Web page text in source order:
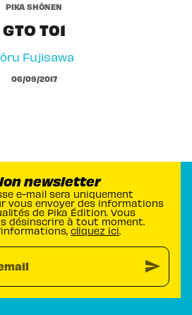
PIKA SHÔNEN
GTO T01
Fujisawa
06/09/2017
newsletter
e-mail sera uniquement
vous envoyer des informations
de Pika Édition. Vous
désinscrire à tout moment.
cliquez ici.
send